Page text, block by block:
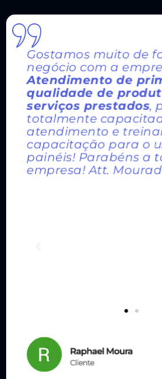
Gostamos muito de
negócio com a
Atendimento de
qualidade de
serviços prestados,
totalmente
atendimento e
capacitação para o
painéis! Parabéns a
empresa! Att.